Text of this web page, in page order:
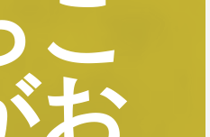
こ
お